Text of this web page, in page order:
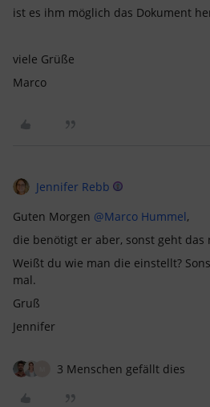
ist es ihm möglich das Dokument
viele Grüße
Marco
Jennifer Rebb
Guten Morgen ​ @Marco Hummel,
die benötigt er aber, sonst geht das
Weißt du wie man die einstellt?
mal.
Gruß
Jennifer
3 Menschen gefällt dies